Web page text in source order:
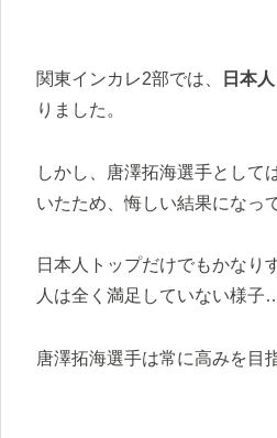
関東インカレ2部では、 日本
りました。
しかし、唐澤拓海選手として
いたため、悔しい結果になっ
日本人トップだけでもかなり
人は全く満足していない様子
唐澤拓海選手は常に高みを目